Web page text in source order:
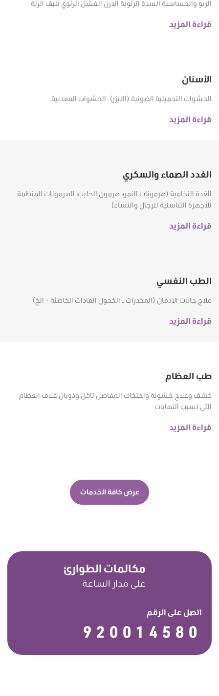
الربو والحساسية السدة الرئوية الدرن الفشل الرئوي تليف الرئة
قراءة المزيد
الأسنان
الحشوات التجميلية الضوئية (الليزر). الحشوات المعدنية.
قراءة المزيد
الغدد الصماء والسكري
الغدة النخامية (هرمونات النمو، هرمون الحليب، الهرمونات المنظمة
للأجهزة التناسلية للرجال والنساء)
قراءة المزيد
الطب النفسي
علاج حالات الادمان (المخدرات – الكحول العادات الخاطئة - الخ)
قراءة المزيد
طب العظام
كشف وعلاج خشونة واحتكاك المفاصل تاكل وذوبان غلاف العظام
التي تسبب التهابات
قراءة المزيد
عرض كافة الخدمات
مكالمات الطوارئ
على مدار الساعة
اتصل على الرقم
920014580